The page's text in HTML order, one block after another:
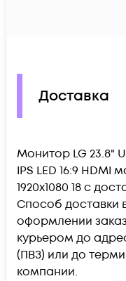
Доставка
Монитор LG 23.8"
IPS LED 16:9 HDMI
1920x1080 18 c
Способ доставки
оформлении
курьером до
(ПВЗ) или до
компании.